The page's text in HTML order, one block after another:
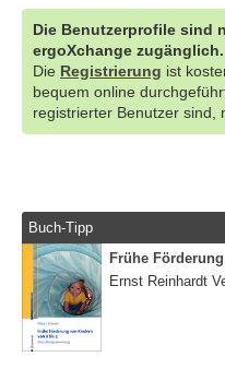
Die Benutzerprofile sind
ergoXchange zugänglich.
Die Registrierung ist
bequem online
registrierter Benutzer sind,
Buch-Tipp
Frühe
Ernst Reinhardt